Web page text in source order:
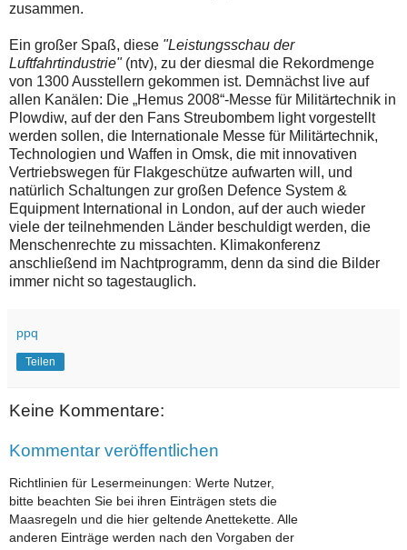
zusammen.
Ein großer Spaß, diese "Leistungsschau der
Luftfahrtindustrie"(ntv), zu der diesmal die Rekordmenge
von 1300 Ausstellern gekommen ist. Demnächst live auf
allen Kanälen: Die „Hemus 2008“-Messe für Militärtechnik in
Plowdiw, auf der den Fans Streubombem light vorgestellt
werden sollen, die Internationale Messe für Militärtechnik,
Technologien und Waffen in Omsk, die mit innovativen
Vertriebswegen für Flakgeschütze aufwarten will, und
natürlich Schaltungen zur großen Defence System &
Equipment International in London, auf der auch wieder
viele der teilnehmenden Länder beschuldigt werden, die
Menschenrechte zu missachten. Klimakonferenz
anschließend im Nachtprogramm, denn da sind die Bilder
immer nicht so tagestauglich.
ppq
Teilen
Keine Kommentare:
Kommentar veröffentlichen
Richtlinien für Lesermeinungen: Werte Nutzer,
bitte beachten Sie bei ihren Einträgen stets die
Maasregeln und die hier geltende Anettekette. Alle
anderen Einträge werden nach den Vorgaben der